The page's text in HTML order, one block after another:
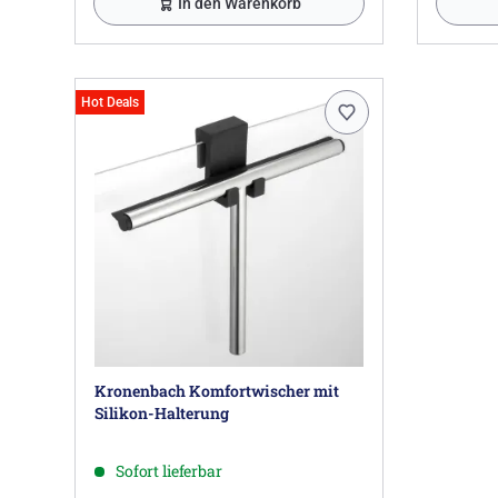
Hot Deals
Kronenbach Komfortwischer mit
Silikon-Halterung
Sofort lieferbar